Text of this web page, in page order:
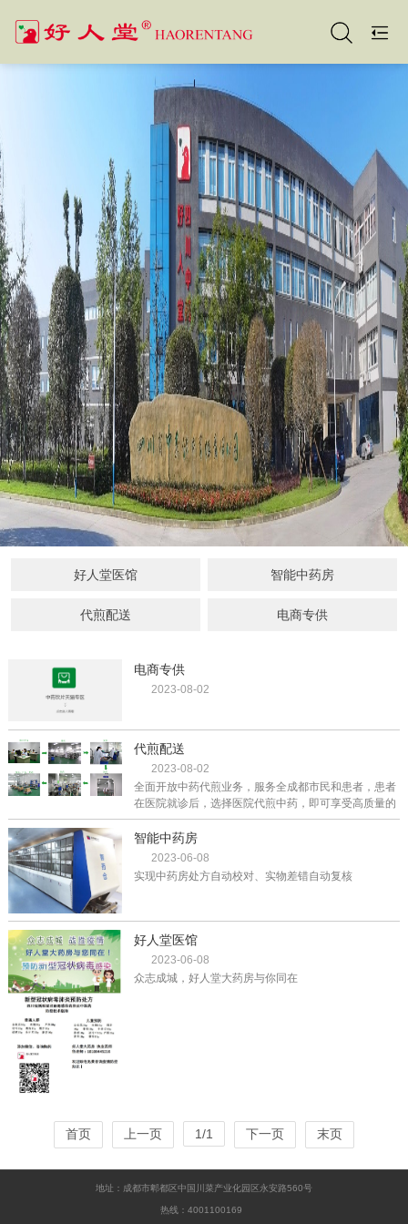
好人堂医馆 智能中药房
代煎配送 电商专供
电商专供
2023-08-02
代煎配送
2023-08-02
全面开放中药代煎业务，服务全成都市民和患者，患者
在医院就诊后，选择医院代煎中药，即可享受高质量的
中医药产品和服务。
智能中药房
2023-06-08
实现中药房处方自动校对、实物差错自动复核
好人堂医馆
2023-06-08
众志成城，好人堂大药房与你同在
首页 上一页 1/1 下一页 末页
地址：成都市郫都区中国川菜产业化园区永安路560号
热线：4001100169